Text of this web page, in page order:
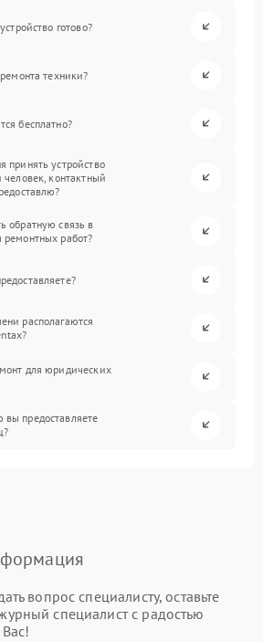
готово?
техники?
бесплатно?
принять устройство
человек, контактный
обратную связь в
ремонтных работ?
располагаются
для юридических
предоставляете
вопрос специалисту, оставьте
специалист с радостью